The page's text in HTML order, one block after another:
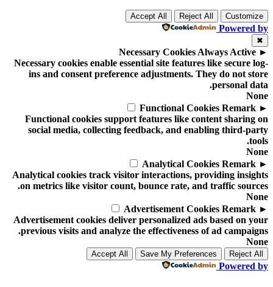
Customize
Reject All
Accept All
Powered by
✖
►
Necessary Cookies Always Active
Necessary cookies enable essential site features like secure log-
ins and consent preference adjustments. They do not store
personal data.
None
►
Functional Cookies Remark
Functional cookies support features like content sharing on
social media, collecting feedback, and enabling third-party
tools.
None
►
Analytical Cookies Remark
Analytical cookies track visitor interactions, providing insights
on metrics like visitor count, bounce rate, and traffic sources.
None
►
Advertisement Cookies Remark
Advertisement cookies deliver personalized ads based on your
previous visits and analyze the effectiveness of ad campaigns.
None
Reject All
Save My Preferences
Accept All
Powered by